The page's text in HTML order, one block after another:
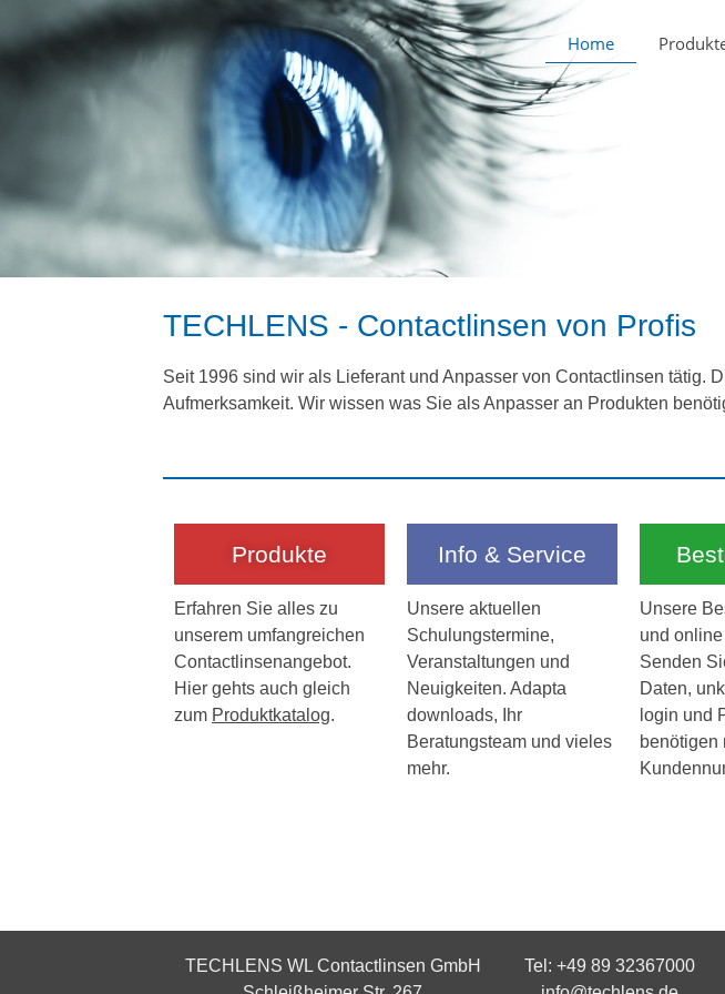
Home
TECHLENS - Contactlinsen von Profis
Seit 1996 sind wir als Lieferant und Anpasser von Contactlinsen tätig.
Aufmerksamkeit. Wir wissen was Sie als Anpasser an Produkten
Produkte
Erfahren Sie alles zu
unserem umfangreichen
Contactlinsenangebot.
Hier gehts auch gleich
zum Produktkatalog.
Info & Service
Unsere aktuellen
Schulungstermine,
Veranstaltungen und
Neuigkeiten. Adapta
downloads, Ihr
Beratungsteam und vieles
mehr.
Unsere
und
Senden
Daten,
login und
benötigen
TECHLENS WL Contactlinsen GmbH
Tel: +49 89 32367000